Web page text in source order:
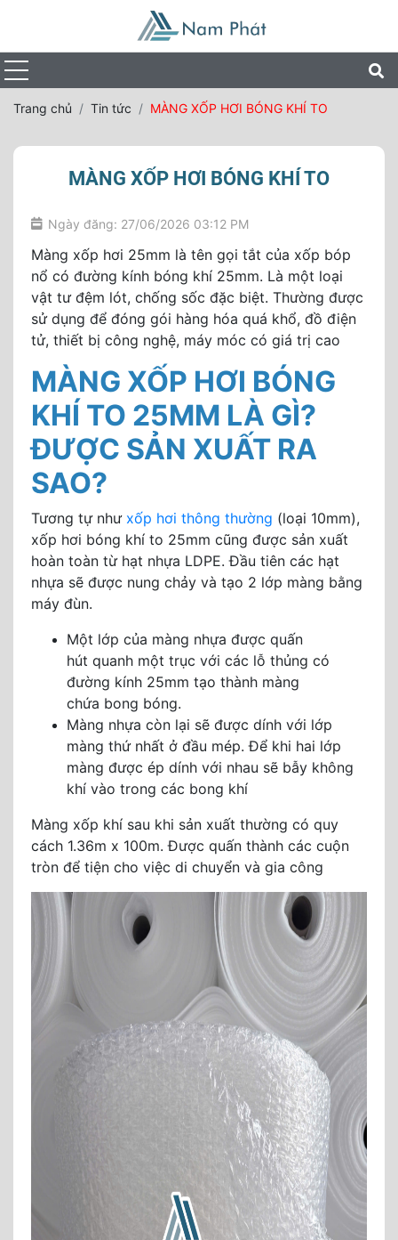
Trang chủ Tin tức MÀNG XỐP HƠI BÓNG KHÍ TO
MÀNG XỐP HƠI BÓNG KHÍ TO
Ngày đăng: 27/06/2026 03:12 PM
Màng xốp hơi 25mm là tên gọi tắt của xốp bóp
nổ có đường kính bóng khí 25mm. Là một loại
vật tư đệm lót, chống sốc đặc biệt. Thường được
sử dụng để đóng gói hàng hóa quá khổ, đồ điện
tử, thiết bị công nghệ, máy móc có giá trị cao
MÀNG XỐP HƠI BÓNG
KHÍ TO 25MM LÀ GÌ?
ĐƯỢC SẢN XUẤT RA
SAO?
Tương tự như xốp hơi thông thường (loại 10mm),
xốp hơi bóng khí to 25mm cũng được sản xuất
hoàn toàn từ hạt nhựa LDPE. Đầu tiên các hạt
nhựa sẽ được nung chảy và tạo 2 lớp màng bằng
máy đùn.
Một lớp của màng nhựa được quấn
hút quanh một trục với các lỗ thủng có
đường kính 25mm tạo thành màng
chứa bong bóng.
Màng nhựa còn lại sẽ được dính với lớp
màng thứ nhất ở đầu mép. Để khi hai lớp
màng được ép dính với nhau sẽ bẫy không
khí vào trong các bong khí
Màng xốp khí sau khi sản xuất thường có quy
cách 1.36m x 100m. Được quấn thành các cuộn
tròn để tiện cho việc di chuyển và gia công